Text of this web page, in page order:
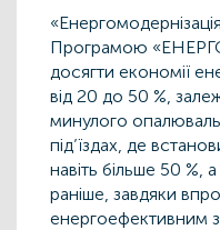
Програмою
досягти економії
від 20 до 50 %,
минулого
під’їздах, де
навіть більше 50 %, а
раніше, завдяки
енергоефективним